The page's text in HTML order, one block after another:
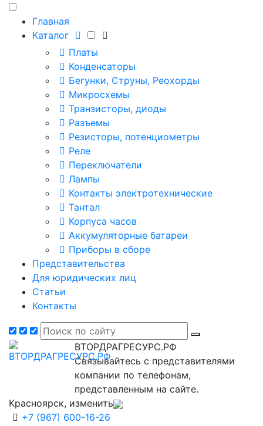
Главная
Каталог
Платы
Конденсаторы
Бегунки, Струны, Реохорды
Микросхемы
Транзисторы, диоды
Разъемы
Резисторы, потенциометры
Реле
Переключатели
Лампы
Контакты электротехнические
Тантал
Корпуса часов
Аккумуляторные батареи
Приборы в сборе
Представительства
Для юридических лиц
Статьи
Контакты
ВТОРДРАГРЕСУРС.РФ
Связывайтесь с представителями
компании по телефонам,
представленным на сайте.
Красноярск, изменить
+7 (967) 600-16-26